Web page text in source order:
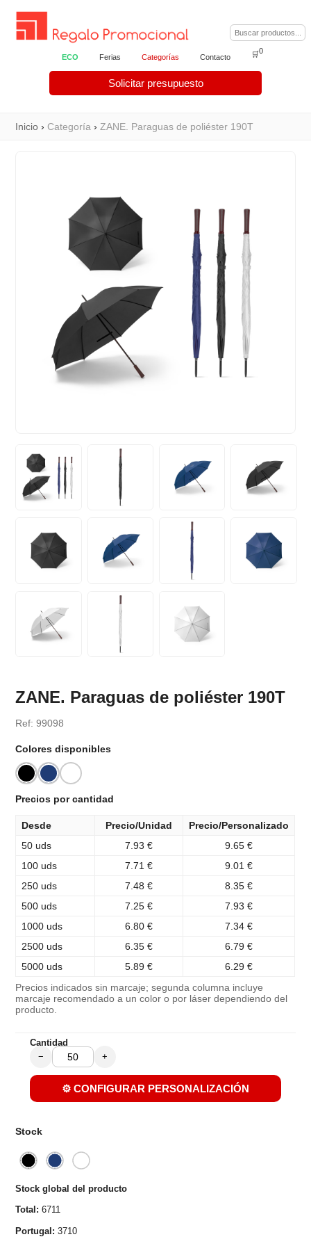
ECO Ferias Categorías Contacto
Solicitar presupuesto
🛒0
Inicio ›Categoría › ZANE. Paraguas de poliéster 190T
ZANE. Paraguas de poliéster 190T
Ref: 99098
Colores disponibles
Precios por cantidad
Desde Precio/Unidad
Precio/Personalizado
50 uds
7.93 €
9.65 €
100 uds
7.71 €
9.01 €
250 uds
7.48 €
8.35 €
500 uds
7.25 €
7.93 €
1000 uds
6.80 €
7.34 €
2500 uds
6.35 €
6.79 €
5000 uds
5.89 € 6.29 €
Precios indicados sin marcaje; segunda columna incluye
marcaje recomendado a un color o por láser dependiendo del
producto.
Cantidad
− +
⚙️ CONFIGURAR PERSONALIZACIÓN
Stock
Stock global del producto
Total: 6711
Portugal: 3710